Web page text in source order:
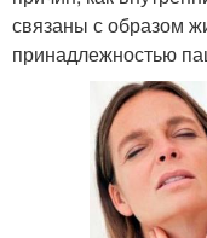
связаны с образом
принадлежностью